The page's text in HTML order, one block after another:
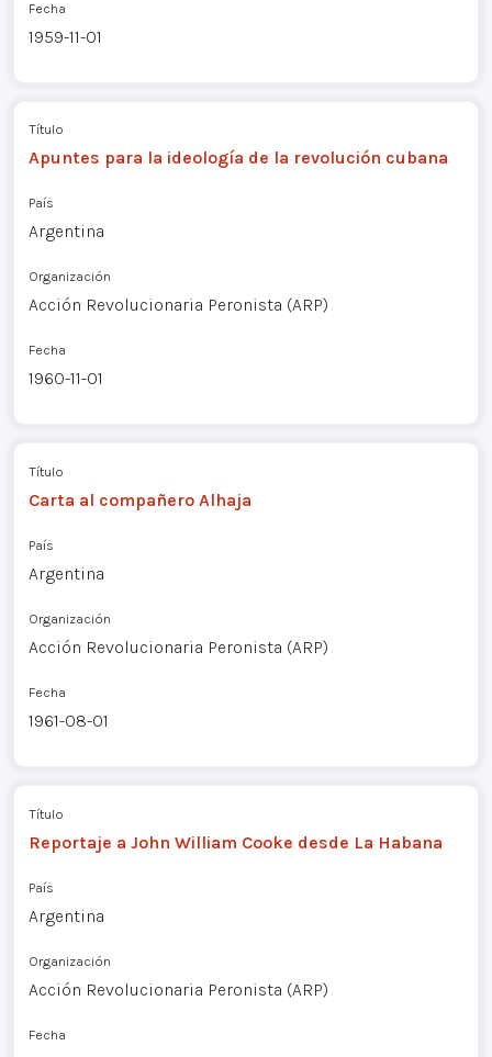
Fecha
1959-11-01
Título
Apuntes para la ideología de la revolución cubana
País
Argentina
Organización
Acción Revolucionaria Peronista (ARP)
Fecha
1960-11-01
Título
Carta al compañero Alhaja
País
Argentina
Organización
Acción Revolucionaria Peronista (ARP)
Fecha
1961-08-01
Título
Reportaje a John William Cooke desde La Habana
País
Argentina
Organización
Acción Revolucionaria Peronista (ARP)
Fecha